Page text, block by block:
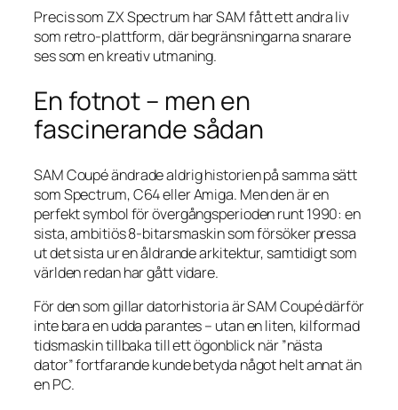
Precis som ZX Spectrum har SAM fått ett andra liv
som retro-plattform, där begränsningarna snarare
ses som en kreativ utmaning.
En fotnot – men en
fascinerande sådan
SAM Coupé ändrade aldrig historien på samma sätt
som Spectrum, C64 eller Amiga. Men den är en
perfekt symbol för övergångsperioden runt 1990: en
sista, ambitiös 8-bitarsmaskin som försöker pressa
ut det sista ur en åldrande arkitektur, samtidigt som
världen redan har gått vidare.
För den som gillar datorhistoria är SAM Coupé därför
inte bara en udda parantes – utan en liten, kilformad
tidsmaskin tillbaka till ett ögonblick när ”nästa
dator” fortfarande kunde betyda något helt annat än
en PC.